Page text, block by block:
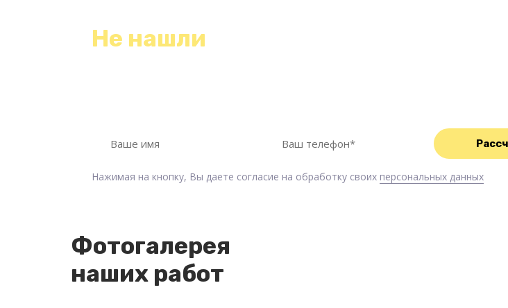
Не нашли
Нажимая на кнопку, Вы даете согласие на обработку своих персональных данных
Фотогалерея
наших работ